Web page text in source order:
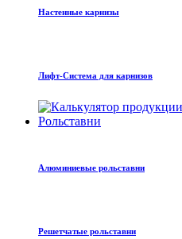
Настенные карнизы
Лифт-Система для карнизов
Рольставни
Алюминиевые рольставни
Решетчатые рольставни